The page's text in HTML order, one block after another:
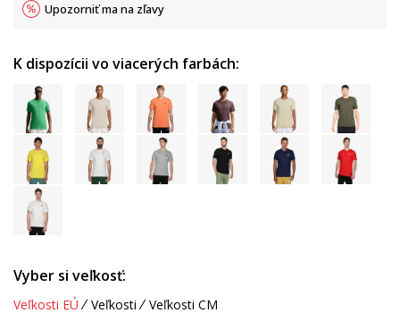
Upozorniť ma na zľavy
K dispozícii vo viacerých farbách:
Vyber si veľkosť:
Veľkosti EÚ Veľkosti Veľkosti CM